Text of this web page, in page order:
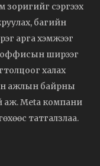
сэргээх
багийн
арга хэмжээг
оффисын ширээг
халах
ажлын байрны
аж. Meta компани
татгалзлаа.